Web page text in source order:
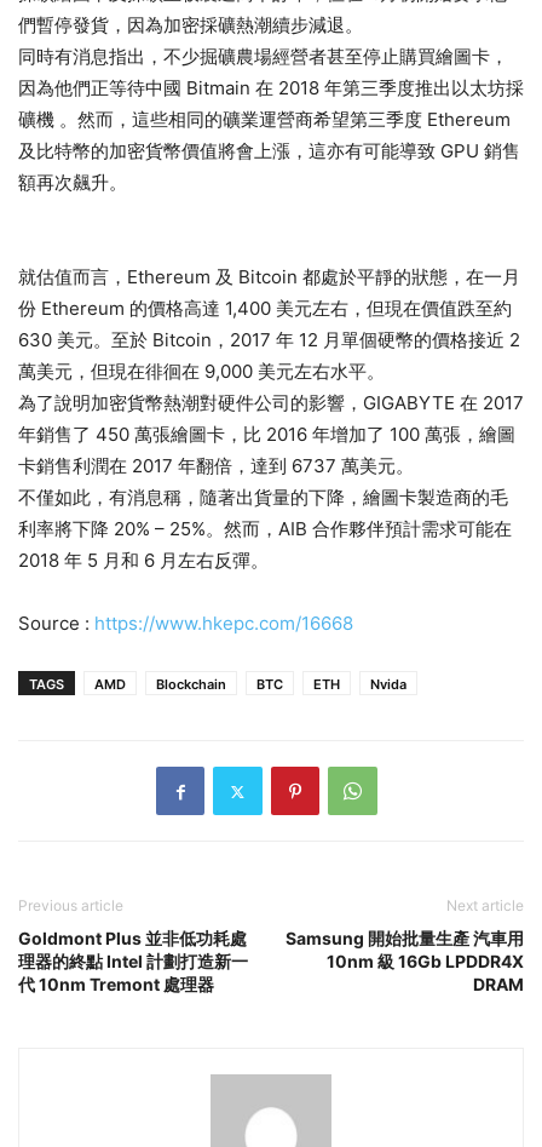
們暫停發貨，因為加密採礦熱潮續步減退。
同時有消息指出，不少掘礦農場經營者甚至停止購買繪圖卡，
因為他們正等待中國 Bitmain 在 2018 年第三季度推出以太坊採
礦機 。然而，這些相同的礦業運營商希望第三季度 Ethereum
及比特幣的加密貨幣價值將會上漲，這亦有可能導致 GPU 銷售
額再次飆升。
就估值而言，Ethereum 及 Bitcoin 都處於平靜的狀態，在一月
份 Ethereum 的價格高達 1,400 美元左右，但現在價值跌至約
630 美元。至於 Bitcoin，2017 年 12 月單個硬幣的價格接近 2
萬美元，但現在徘徊在 9,000 美元左右水平。
為了說明加密貨幣熱潮對硬件公司的影響，GIGABYTE 在 2017
年銷售了 450 萬張繪圖卡，比 2016 年增加了 100 萬張，繪圖
卡銷售利潤在 2017 年翻倍，達到 6737 萬美元。
不僅如此，有消息稱，隨著出貨量的下降，繪圖卡製造商的毛
利率將下降 20% – 25%。然而，AIB 合作夥伴預計需求可能在
2018 年 5 月和 6 月左右反彈。
Source : https://www.hkepc.com/16668
TAGS AMD Blockchain BTC ETH Nvida
Previous article
Goldmont Plus 並非低功耗處
理器的終點 Intel 計劃打造新一
代 10nm Tremont 處理器
Next article
Samsung 開始批量生產 汽車用
10nm 級 16Gb LPDDR4X
DRAM